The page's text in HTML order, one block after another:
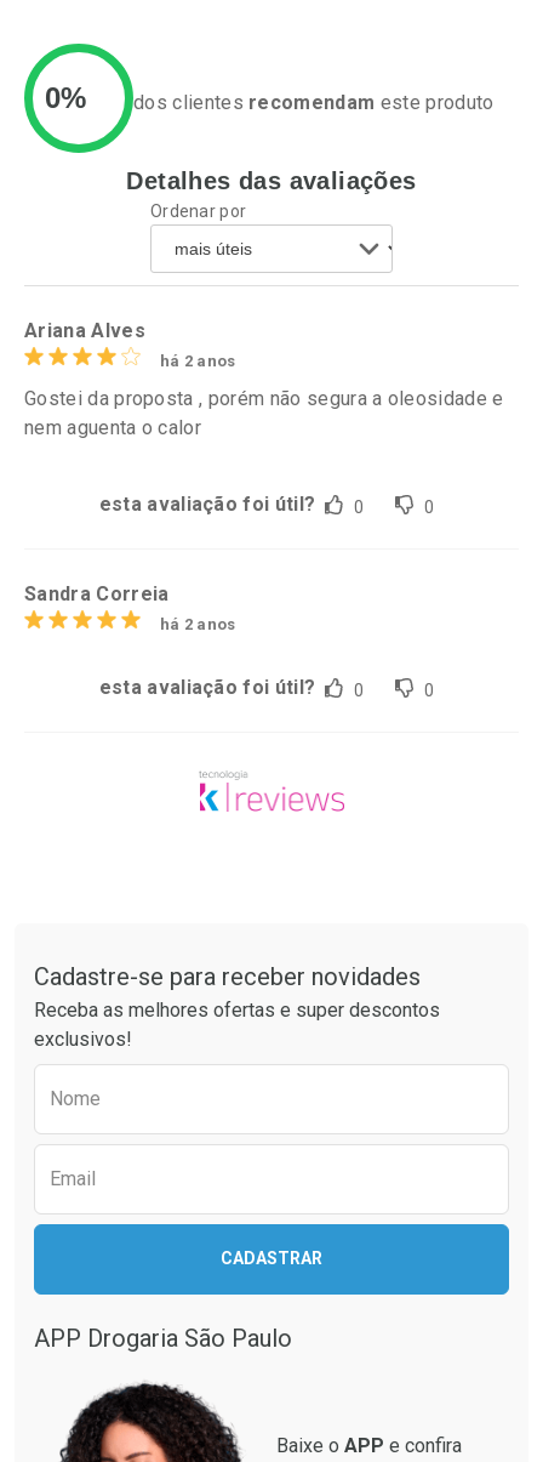
Ativar Desconto
Comprar sem Desconto
Por R$ 93,99/cada
Comprar sem Desconto
Ativar Desconto
Comprar sem Desconto
Por R$ 99,90/cada
0% dos clientes recomendam este produto
Detalhes das avaliações
Ordenar por
Ariana Alves
há 2 anos
Gostei da proposta , porém não segura a oleosidade e
nem aguenta o calor
esta avaliação foi útil? 0 0
Sandra Correia
há 2 anos
esta avaliação foi útil? 0 0
Cadastre-se para receber novidades
Receba as melhores ofertas e super descontos
exclusivos!
Nome
Email
CADASTRAR
APP Drogaria São Paulo
Baixe o APP e confira